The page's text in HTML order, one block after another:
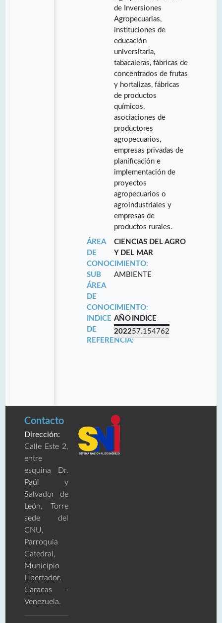
de Inversiones
Agropecuarias,
instituciones de
educación
universitaria,
tabacaleras, fábricas de
concentrados de frutas
y hortalizas, fábricas
de productos
químicos,
asociaciones de
productores
agropecuarios,
empresas privadas de
planificación e
implementación de
proyectos
agropecuarios o
agroindustriales y
empresas de
productos rurales.
ÁREA
DE
CONOCIMIENTO:
CIENCIAS DEL AGRO
Y DEL MAR
SUB
ÁREA
DE
CONOCIMIENTO:
AMBIENTE
INDICE
DE
REFERENCIA:
AÑO INDICE
202257.154762
Contacto
Dirección:
Calle Este 2,
entre
esquina Dr.
Paúl y
Salvador de
León, Torre
sede del
CNU,
Parroquia
Catedral,
Municipio
Libertador.
Caracas -
Venezuela.